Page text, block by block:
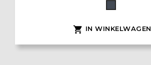
Zwart
 IN WINKELWAGEN